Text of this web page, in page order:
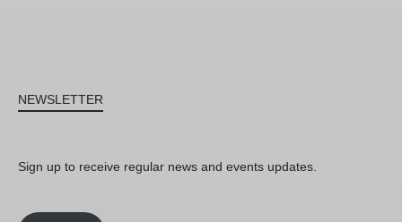
NEWSLETTER
Sign up to receive regular news and events updates.